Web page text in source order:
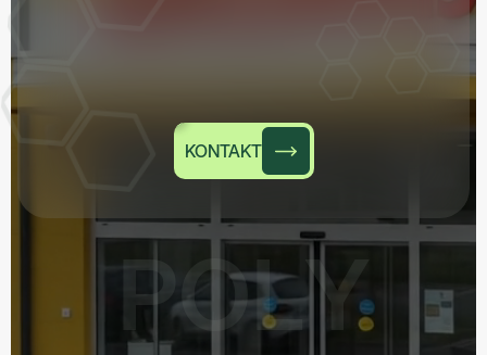
KONTAKT
POLY